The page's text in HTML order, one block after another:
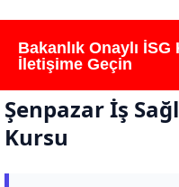
Bakanlık Onaylı İSG
İletişime Geçin
Şenpazar İş
Kursu